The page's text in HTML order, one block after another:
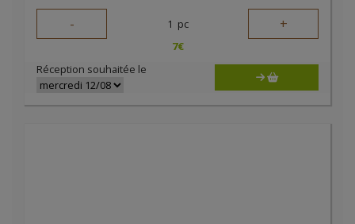
- 1 pc +
7€
Réception souhaitée le